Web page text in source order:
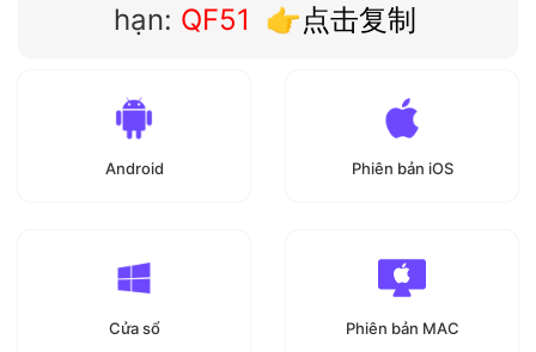
hạn: QF51 👉点击复制
Android Phiên bản iOS
Cửa sổ Phiên bản MAC